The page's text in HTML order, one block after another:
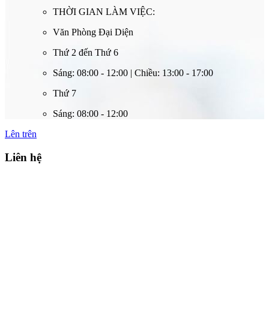
THỜI GIAN LÀM VIỆC:
Văn Phòng Đại Diện
Thứ 2 đến Thứ 6
Sáng: 08:00 - 12:00 | Chiều: 13:00 - 17:00
Thứ 7
Sáng: 08:00 - 12:00
Lên trên
Liên hệ